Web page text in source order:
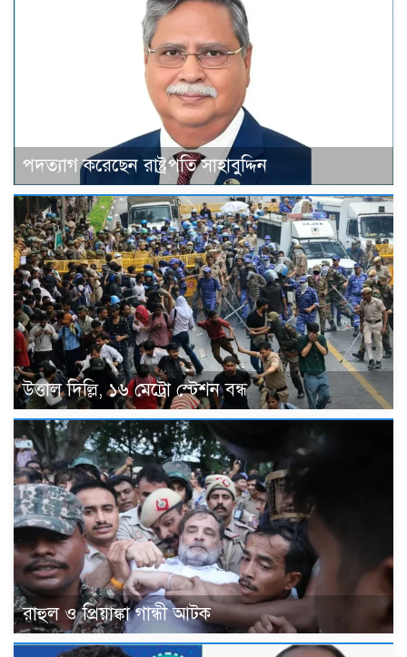
পদত্যাগ করেছেন রাষ্ট্রপতি সাহাবুদ্দিন
উত্তাল দিল্লি, ১৬ মেট্রো স্টেশন বন্ধ
রাহুল ও প্রিয়াঙ্কা গান্ধী আটক